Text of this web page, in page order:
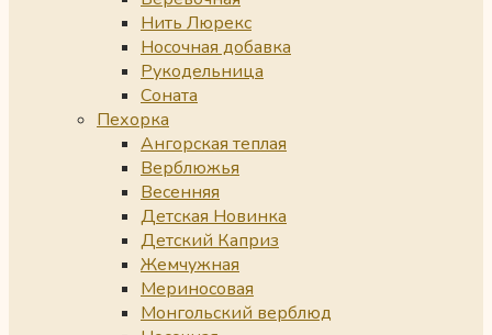
Нить Люрекс
Носочная добавка
Рукодельница
Соната
Пехорка
Ангорская теплая
Верблюжья
Весенняя
Детская Новинка
Детский Каприз
Жемчужная
Мериносовая
Монгольский верблюд